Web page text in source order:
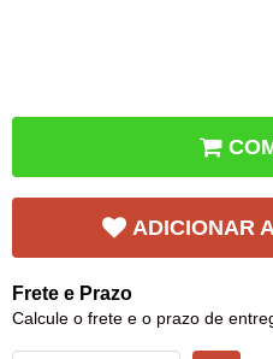
ADICIONAR
Frete e Prazo
Calcule o frete e o prazo de